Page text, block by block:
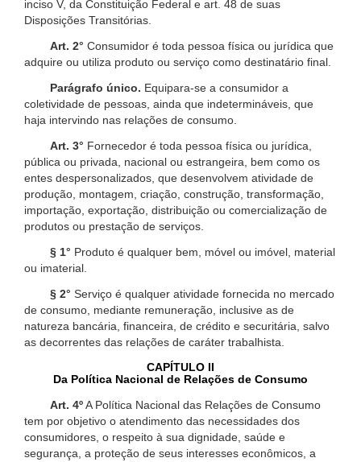
inciso V, da Constituição Federal e art. 48 de suas
Disposições Transitórias.
Art. 2° Consumidor é toda pessoa física ou jurídica que
adquire ou utiliza produto ou serviço como destinatário final.
Parágrafo único. Equipara-se a consumidor a
coletividade de pessoas, ainda que indetermináveis, que
haja intervindo nas relações de consumo.
Art. 3° Fornecedor é toda pessoa física ou jurídica,
pública ou privada, nacional ou estrangeira, bem como os
entes despersonalizados, que desenvolvem atividade de
produção, montagem, criação, construção, transformação,
importação, exportação, distribuição ou comercialização de
produtos ou prestação de serviços.
§ 1° Produto é qualquer bem, móvel ou imóvel, material
ou imaterial.
§ 2° Serviço é qualquer atividade fornecida no mercado
de consumo, mediante remuneração, inclusive as de
natureza bancária, financeira, de crédito e securitária, salvo
as decorrentes das relações de caráter trabalhista.
CAPÍTULO II
Da Política Nacional de Relações de Consumo
Art. 4ºA Política Nacional das Relações de Consumo
tem por objetivo o atendimento das necessidades dos
consumidores, o respeito à sua dignidade, saúde e
segurança, a proteção de seus interesses econômicos, a